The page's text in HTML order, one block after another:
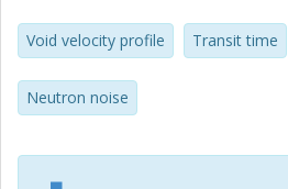
the determination of the axial
boiling. By this approach it is
transit times. Moreover, with
the velocity profile, it is possible to
which case the TIP is not needed.
Void velocity profile Transit time
Neutron noise